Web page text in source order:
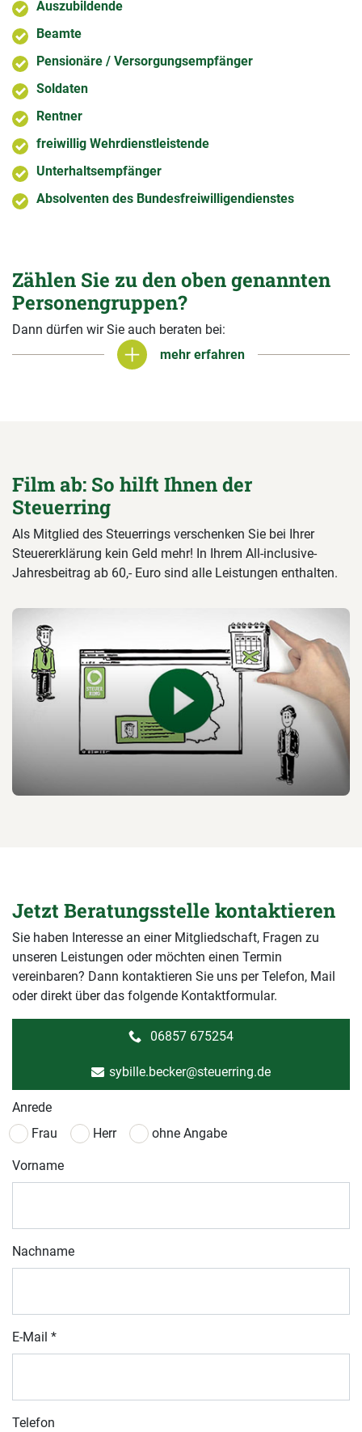
Auszubildende
Beamte
Pensionäre / Versorgungsempfänger
Soldaten
Rentner
freiwillig Wehrdienstleistende
Unterhaltsempfänger
Absolventen des Bundesfreiwilligendienstes
Zählen Sie zu den oben genannten
Personengruppen?
Dann dürfen wir Sie auch beraten bei:
mehr erfahren
mehr erfahren
Film ab: So hilft Ihnen der
Steuerring
Als Mitglied des Steuerrings verschenken Sie bei Ihrer
Steuererklärung kein Geld mehr! In Ihrem All-inclusive-
Jahresbeitrag ab 60,- Euro sind alle Leistungen enthalten.
Jetzt Beratungsstelle kontaktieren
Sie haben Interesse an einer Mitgliedschaft, Fragen zu
unseren Leistungen oder möchten einen Termin
vereinbaren? Dann kontaktieren Sie uns per Telefon, Mail
oder direkt über das folgende Kontaktformular.
06857 675254
sybille.becker@steuerring.de
Anrede
Frau
Herr ohne Angabe
Vorname
Nachname
E-Mail *
Telefon